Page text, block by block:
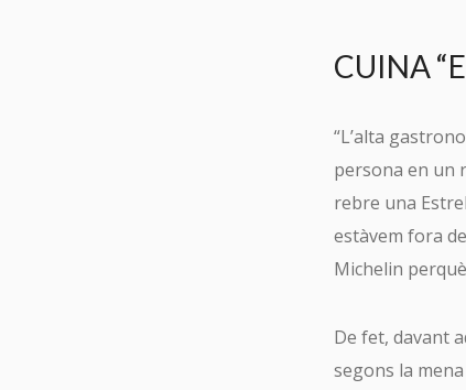
CUINA
“L’alta
persona en un
rebre una
estàvem fora
Michelin
De fet, davant
segons la